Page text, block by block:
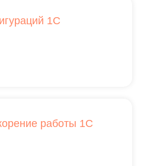
1С
работы 1С